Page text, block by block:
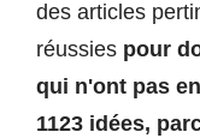
des articles
réussies pour
qui n'ont pas
1123 idées,